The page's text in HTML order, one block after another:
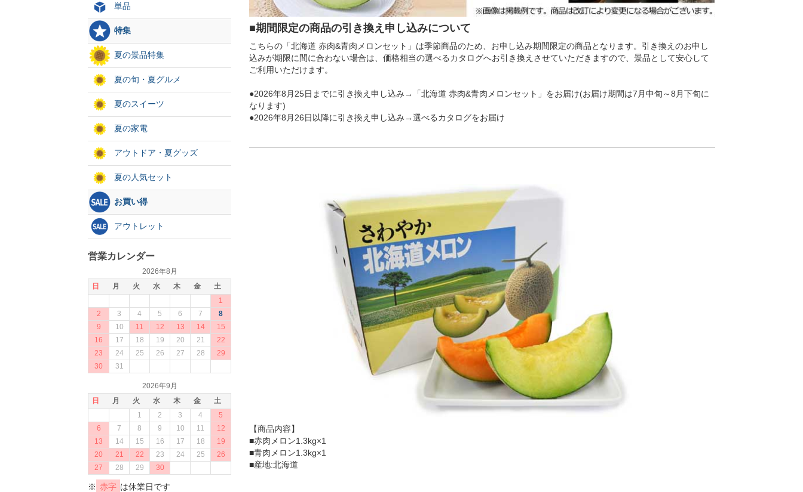
■期間限定の商品の引き換え申し込みについて
こちらの「北海道 赤肉&青肉メロンセット」は季節商品のため、お申し込み期間限定の商品となります。引き換えのお申し
込みが期限に間に合わない場合は、価格相当の選べるカタログへお引き換えさせていただきますので、景品として安心して
ご利用いただけます。
●2026年8月25日までに引き換え申し込み→「北海道 赤肉&青肉メロンセット」をお届け(お届け期間は7月中旬～8月下旬に
なります)
●2026年8月26日以降に引き換え申し込み→選べるカタログをお届け
【商品内容】
■赤肉メロン1.3kg×1
■青肉メロン1.3kg×1
■産地:北海道
単品
特集
夏の景品特集
夏の旬・夏グルメ
夏のスイーツ
夏の家電
アウトドア・夏グッズ
夏の人気セット
お買い得
アウトレット
営業カレンダー
2026年8月
日
月 火 水 木 金
土
1
2
3 4 5 6 7
8
9
10 11 12 13 14
15
16
17 18 19 20 21
22
23
24 25 26 27 28
29
30
31
2026年9月
日
月 火 水 木 金
土
1
2 3 4
5
6
7 8 9 10 11
12
13
14 15 16 17 18
19
20
21 22 23 24 25
26
27
28 29 30
※ 赤字 は休業日です